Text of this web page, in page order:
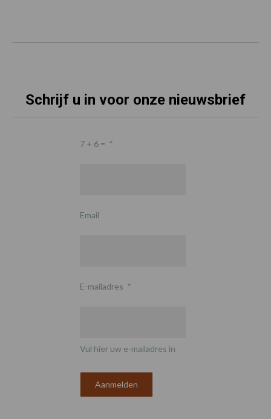
Schrijf u in voor onze nieuwsbrief
7 + 6 = *
Email
E-mailadres *
Vul hier uw e-mailadres in